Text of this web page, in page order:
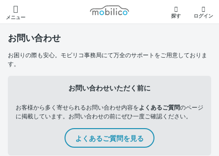
メニュー
モビリコ
探す ログイン
お問い合わせ
お困りの際も安心。モビリコ事務局にて万全のサポートをご用意しておりま
す。
お問い合わせいただく前に
お客様から多く寄せられるお問い合わせ内容をよくあるご質問のページ
に掲載しています。お問い合わせの前にぜひ一度ご確認ください。
よくあるご質問を見る